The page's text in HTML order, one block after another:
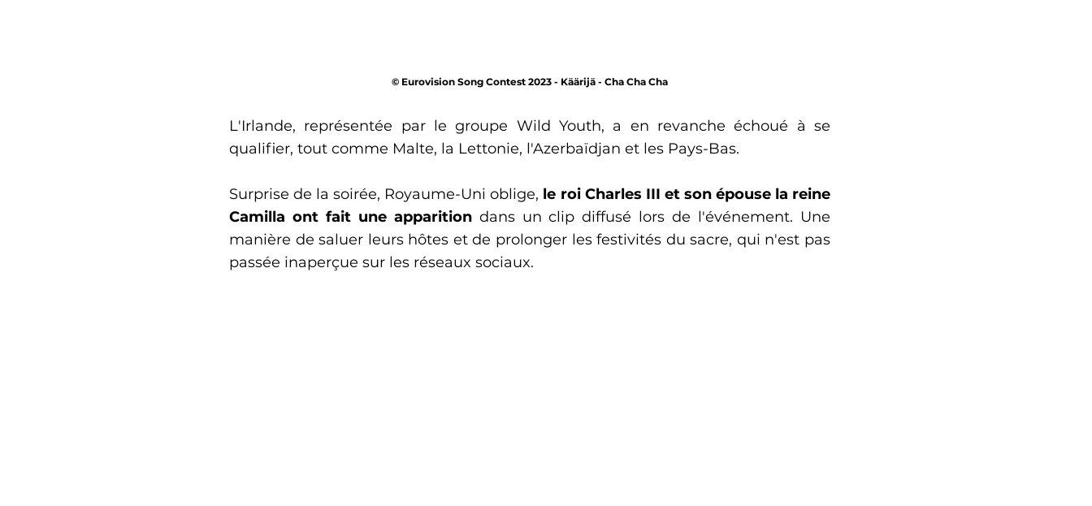
© Eurovision Song Contest 2023 - Käärijä - Cha Cha Cha
L'Irlande, représentée par le groupe Wild Youth, a en revanche échoué à se
qualifier, tout comme Malte, la Lettonie, l'Azerbaïdjan et les Pays-Bas.
Surprise de la soirée, Royaume-Uni oblige, le roi Charles III et son épouse la reine
Camilla ont fait une apparition dans un clip diffusé lors de l'événement. Une
manière de saluer leurs hôtes et de prolonger les festivités du sacre, qui n'est pas
passée inaperçue sur les réseaux sociaux.